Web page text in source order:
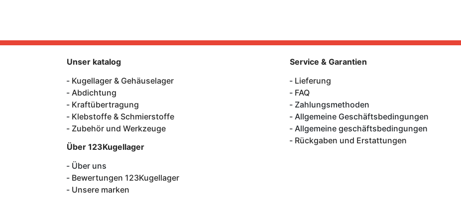
Unser katalog
Kugellager & Gehäuselager
Abdichtung
Kraftübertragung
Klebstoffe & Schmierstoffe
Zubehör und Werkzeuge
Über 123Kugellager
Über uns
Bewertungen 123Kugellager
Unsere marken
Service & Garantien
Lieferung
FAQ
Zahlungsmethoden
Allgemeine Geschäftsbedingungen
Allgemeine geschäftsbedingungen
Rückgaben und Erstattungen